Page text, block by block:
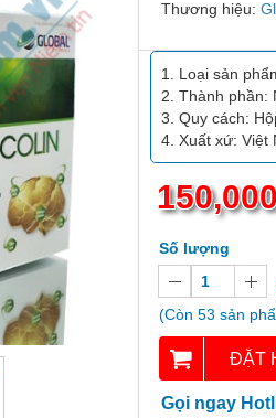
Thương hiệu:
Loại sản
Thành phần:
Quy cách:
Xuất xứ: Việt
Số lượng
(Còn 53 sản
ĐẶT
Gọi ngay